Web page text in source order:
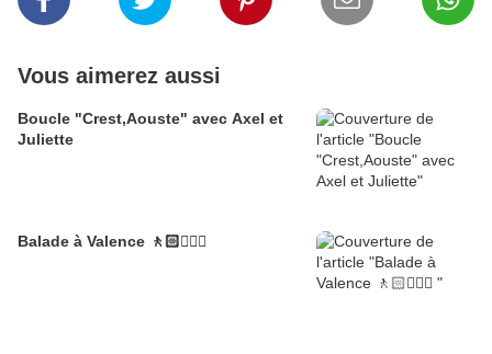
Vous aimerez aussi
Boucle "Crest,Aouste" avec Axel et
Juliette
Balade à Valence 🚶🏻🚶🏼‍♂️